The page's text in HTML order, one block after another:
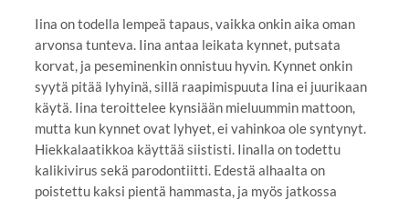
Iina on todella lempeä tapaus, vaikka onkin aika oman
arvonsa tunteva. Iina antaa leikata kynnet, putsata
korvat, ja peseminenkin onnistuu hyvin. Kynnet onkin
syytä pitää lyhyinä, sillä raapimispuuta Iina ei juurikaan
käytä. Iina teroittelee kynsiään mieluummin mattoon,
mutta kun kynnet ovat lyhyet, ei vahinkoa ole syntynyt.
Hiekkalaatikkoa käyttää siististi. Iinalla on todettu
kalikivirus sekä parodontiitti. Edestä alhaalta on
poistettu kaksi pientä hammasta, ja myös jatkossa